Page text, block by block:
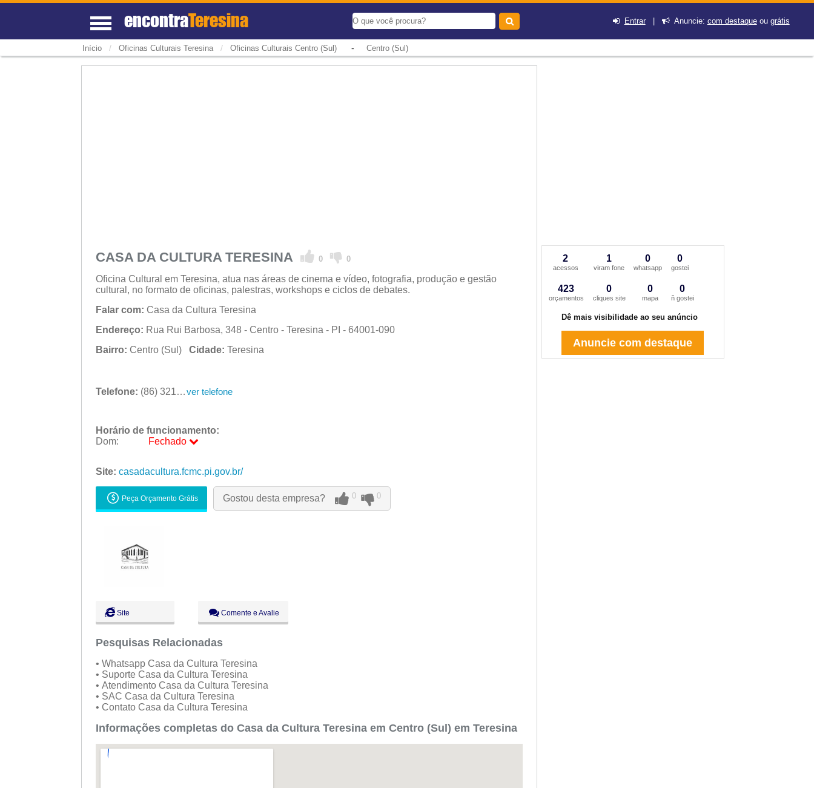
encontraTeresina Entrar| Anuncie: com destaqueou grátis
Início / Oficinas Culturais Teresina / Oficinas Culturais Centro (Sul)- Centro (Sul)
CASA DA CULTURA TERESINA 0 0
Oficina Cultural em Teresina, atua nas áreas de cinema e vídeo, fotografia, produção e gestão
cultural, no formato de oficinas, palestras, workshops e ciclos de debates.
Falar com: Casa da Cultura Teresina
Endereço: Rua Rui Barbosa, 348 - Centro - Teresina - PI - 64001-090
Bairro: Centro (Sul) Cidade: Teresina
Telefone: (86) 3215-7849 ver telefone
Horário de funcionamento:
Dom:
Fechado
Ter:
09:00 - 18:00
Qui:
09:00 - 18:00
Sex:
09:00 - 18:00
Sáb:
Fechado
Site: casadacultura.fcmc.pi.gov.br/
Peça Orçamento Grátis Gostou desta empresa? 0 0
Site Comente e Avalie
Pesquisas Relacionadas
• Whatsapp Casa da Cultura Teresina
• Suporte Casa da Cultura Teresina
• Atendimento Casa da Cultura Teresina
• SAC Casa da Cultura Teresina
• Contato Casa da Cultura Teresina
Informações completas do Casa da Cultura Teresina em Centro (Sul) em Teresina
2
acessos
1
viram fone
0
whatsapp
0
gostei
423
orçamentos
0
cliques site
0
mapa
0
ñ gostei
Dê mais visibilidade ao seu anúncio
Anuncie com destaque